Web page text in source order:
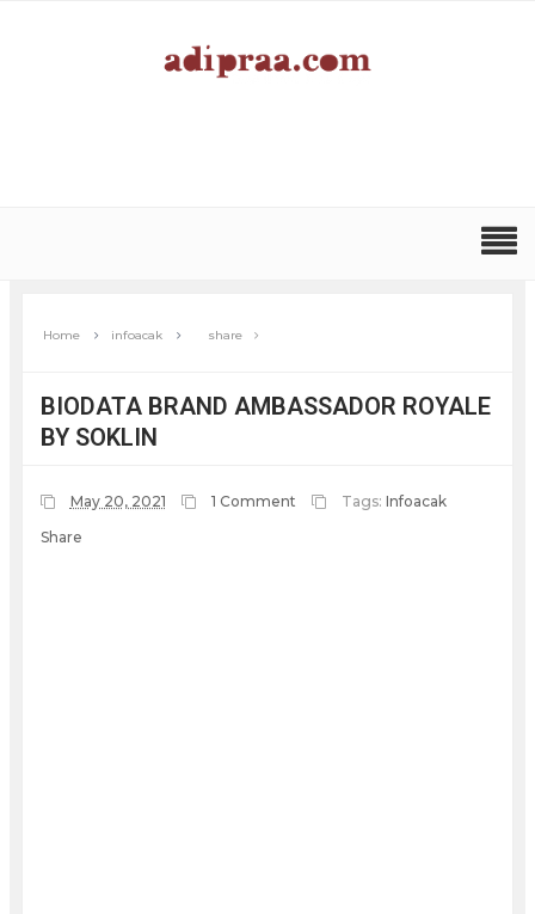
Home infoacak share
BIODATA BRAND AMBASSADOR ROYALE
BY SOKLIN
May 20, 2021 1 Comment Tags: Infoacak
Share